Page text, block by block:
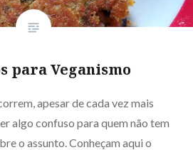
para Veganismo
apesar de cada vez mais
algo confuso para quem não tem
o assunto. Conheçam aqui o